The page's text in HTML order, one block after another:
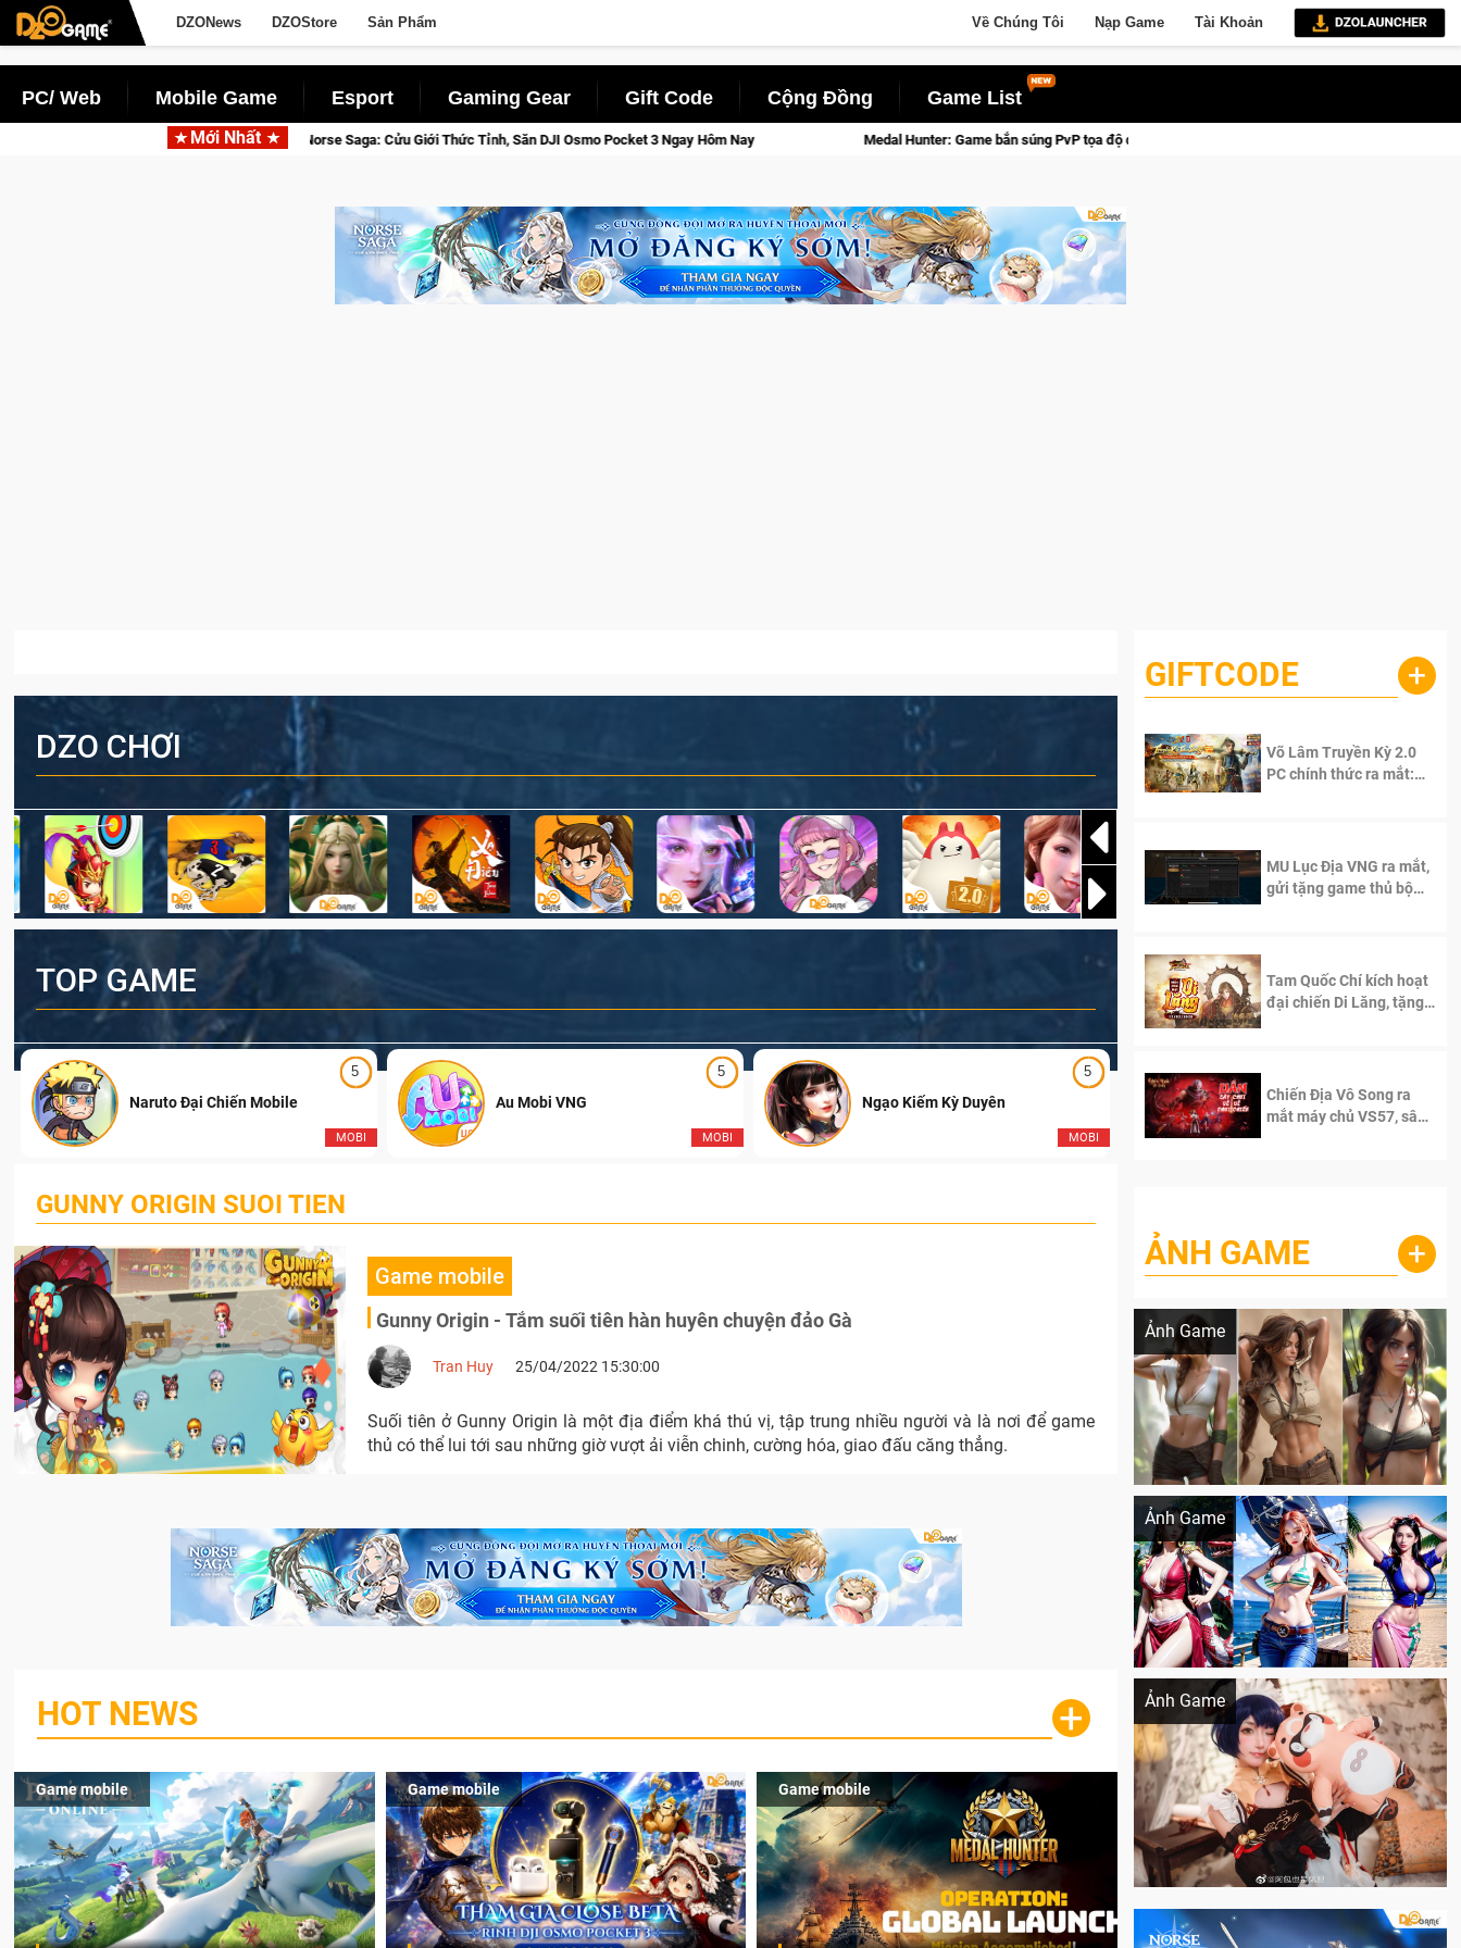
DZONews DZOStore Sản Phẩm Về Chúng Tôi Nạp Game Tài Khoản
PC/ Web Mobile Game Esport Gaming Gear Gift Code Cộng Đồng Game List
Mới Nhất
Gia Nhập Closed Beta Norse Saga: Cửu Giới Thức Tỉnh, Săn DJI Osmo Pocket 3 Ngay Hôm Nay Medal Hunter: Game bắn súng PvP tọa độ đỉnh cao đưa bạn vào các chiến dịch lịch sử khốc liệt
DZO CHƠI
TOP GAME
5
MOBI
Naruto Đại Chiến Mobile
5
MOBI
Au Mobi VNG
5
MOBI
Ngạo Kiếm Kỳ Duyên Ngạo Thiên Mobile
GUNNY ORIGIN SUOI TIEN
Game mobile
Gunny Origin - Tắm suối tiên hàn huyên chuyện đảo Gà
Tran Huy 25/04/2022 15:30:00
Suối tiên ở Gunny Origin là một địa điểm khá thú vị, tập trung nhiều người và là nơi để game
thủ có thể lui tới sau những giờ vượt ải viễn chinh, cường hóa, giao đấu căng thẳng.
HOT NEWS +
Game mobile Game mobile Game mobile
GIFTCODE +
Võ Lâm Truyền Kỳ 2.0
PC chính thức ra mắt:
MU Lục Địa VNG ra mắt,
gửi tặng game thủ bộ
Tam Quốc Chí kích hoạt
đại chiến Di Lăng, tặng
Chiến Địa Vô Song ra
mắt máy chủ VS57, sân
ẢNH GAME +
Ảnh Game
Lala Croft vừa nóng vừa xinh dưới nét vẽ
Ảnh Game
Khi AI Cosplay gái đẹp One Piece
Ảnh Game
Cosplay Xiangling siêu cute